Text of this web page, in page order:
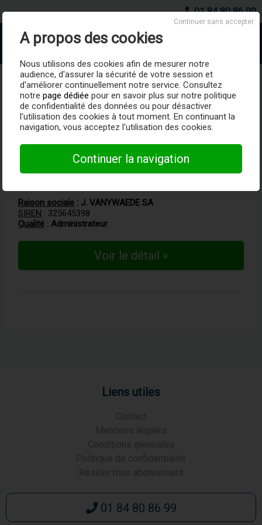
01 84 80 86 99
AboSociete.fr
LOUFS RENEE DENISE JULIENNE
LOUFS RENEE DENISE JULIENNE, né(e) en 1942,
résident(e) à Dunkerque (59240), est associé(e) à une ou
plusieurs entreprises immatriculées en France.
Liste des entreprises
Raison sociale : J. VANYWAEDE SA
SIREN : 325645398
Qualité : Administrateur
Voir le détail »
Liens utiles
01 84 80 86 99
Continuer sans accepter
A propos des cookies
Nous utilisons des cookies afin de mesurer notre
audience, d'assurer la sécurité de votre session et
d'améliorer continuellement notre service. Consultez
notrepage dédiée pour en savoir plus sur notre politique
de confidentialité des données ou pour désactiver
l'utilisation des cookies à tout moment. En continuant la
navigation, vous acceptez l'utilisation des cookies.
Continuer la navigation